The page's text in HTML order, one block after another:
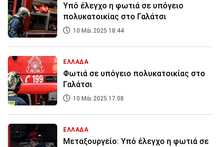
Υπό έλεγχο η φωτιά σε υπόγειο
πολυκατοικίας στο Γαλάτσι
10 Μάι 2025 18:44
ΕΛΛΑΔΑ
Φωτιά σε υπόγειο πολυκατοικίας στο
Γαλάτσι
10 Μάι 2025 17:08
ΕΛΛΑΔΑ
Μεταξουργείο: Υπό έλεγχο η φωτιά σε